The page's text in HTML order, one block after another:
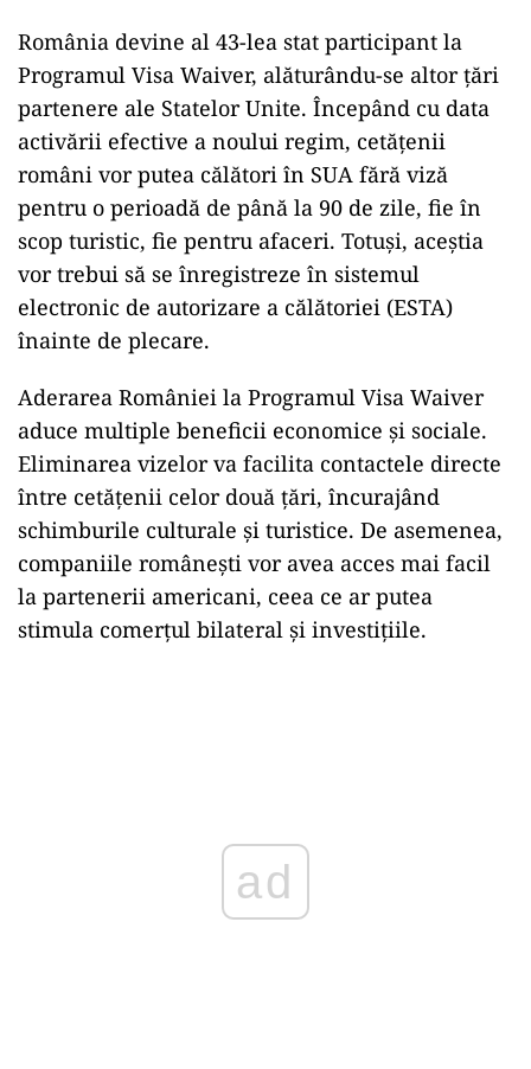
România devine al 43-lea stat participant la
Programul Visa Waiver, alăturându-se altor țări
partenere ale Statelor Unite. Începând cu data
activării efective a noului regim, cetățenii
români vor putea călători în SUA fără viză
pentru o perioadă de până la 90 de zile, fie în
scop turistic, fie pentru afaceri. Totuși, aceștia
vor trebui să se înregistreze în sistemul
electronic de autorizare a călătoriei (ESTA)
înainte de plecare.
Aderarea României la Programul Visa Waiver
aduce multiple beneficii economice și sociale.
Eliminarea vizelor va facilita contactele directe
între cetățenii celor două țări, încurajând
schimburile culturale și turistice. De asemenea,
companiile românești vor avea acces mai facil
la partenerii americani, ceea ce ar putea
stimula comerțul bilateral și investițiile.
ad